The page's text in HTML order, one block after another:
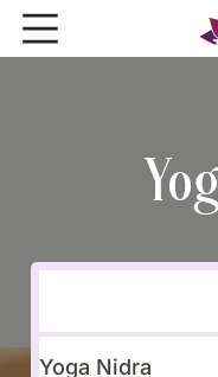
Zum Hauptinhalt